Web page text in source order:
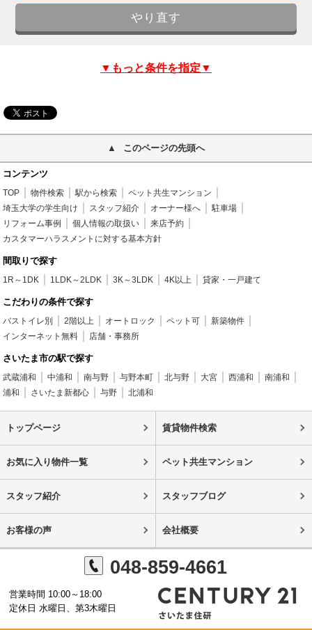
▼もっと条件を指定▼
このページの先頭へ
コンテンツ
TOP 物件検索 駅から検索
ペット共生マンション
埼玉大学の学生向け
スタッフ紹介 オーナー様へ
駐車場
リフォーム事例
個人情報の取扱い
来店予約
カスタマーハラスメントに対する基本方針
間取りで探す
1R～1DK 1LDK～2LDK 3K～3LDK 4K以上 貸家・一戸建て
こだわりの条件で探す
バストイレ別 2階以上 オートロック ペット可
新築物件
インターネット無料
店舗・事務所
さいたま市の駅で探す
武蔵浦和 中浦和 南与野 与野本町 北与野 大宮 西浦和
南浦和
浦和
さいたま新都心 与野 北浦和
トップページ 賃貸物件検索
お気に入り物件一覧 ペット共生マンション
スタッフ紹介 スタッフブログ
お客様の声 会社概要
048-859-4661
営業時間 10:00～18:00
定休日 水曜日、第3木曜日